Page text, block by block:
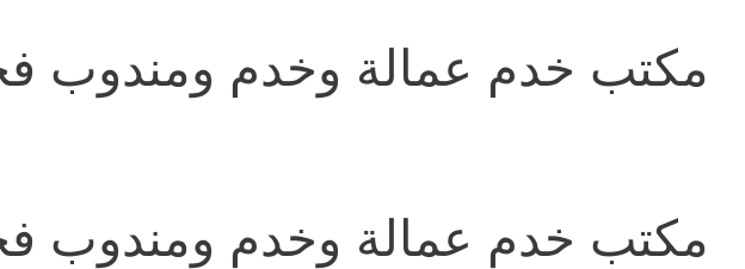
مكتب خدم عمالة وخدم
مكتب خدم عمالة وخدم